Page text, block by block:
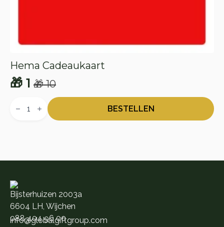
Hema Cadeaukaart
🎁10
Oorspronkelijke
prijs
🎁 1
Huidige
prijs
Cadeaukaart
BESTELLEN
Bijsterhuizen 2003a
6604 LH, Wijchen
088 404 96 00
info@globalgiftgroup.com